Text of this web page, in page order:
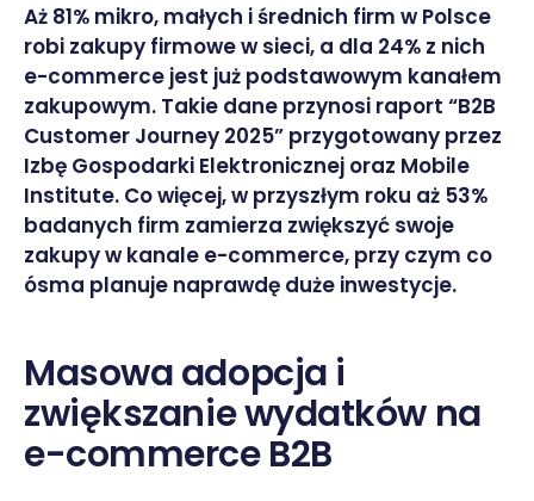
Aż 81% mikro, małych i średnich firm w Polsce
robi zakupy firmowe w sieci, a dla 24% z nich
e-commerce jest już podstawowym kanałem
zakupowym. Takie dane przynosi raport “B2B
Customer Journey 2025” przygotowany przez
Izbę Gospodarki Elektronicznej oraz Mobile
Institute. Co więcej, w przyszłym roku aż 53%
badanych firm zamierza zwiększyć swoje
zakupy w kanale e-commerce, przy czym co
ósma planuje naprawdę duże inwestycje.
Masowa adopcja i
zwiększanie wydatków na
e-commerce B2B